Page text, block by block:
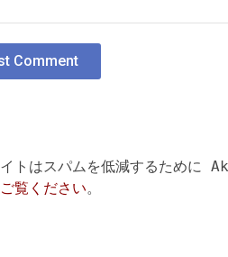
トはスパムを低減するために
覧ください。